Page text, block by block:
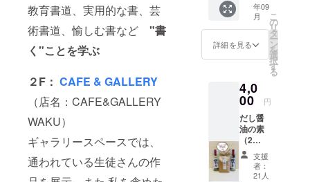
教育書道、実用的な書、芸
術書道、愉しむ書など "書
く"ことを学ぶ
２F： CAFE & GALLERY
（店名：CAFE&GALLERY
WAKU）
ギャラリースペースでは、
通われている生徒さんの作
ます
が、今
回はク
ラファ
う」と
ご購入
いただ
いた方
への感
謝の気
持ちを
一枚一
枚、手
して自
由に
飾って
楽しん
きま
す。 丸
い台座
がかわ
いらし
い木製
のスタ
ンドは
どんな
ＥＴ 通
常3700
円（税
抜）の
商品と
感謝の
を手紙
でお届
け（送
料込）
手の
ひらサ
イズの
ミニ掛
軸と専
年09
月
詳細を見る
こ
の
リ
タ
ー
ン
を
選
択
す
る
4,0
00 円
だし醤
油の素
（2
本）、
お米
（３合
支援
者：
21人